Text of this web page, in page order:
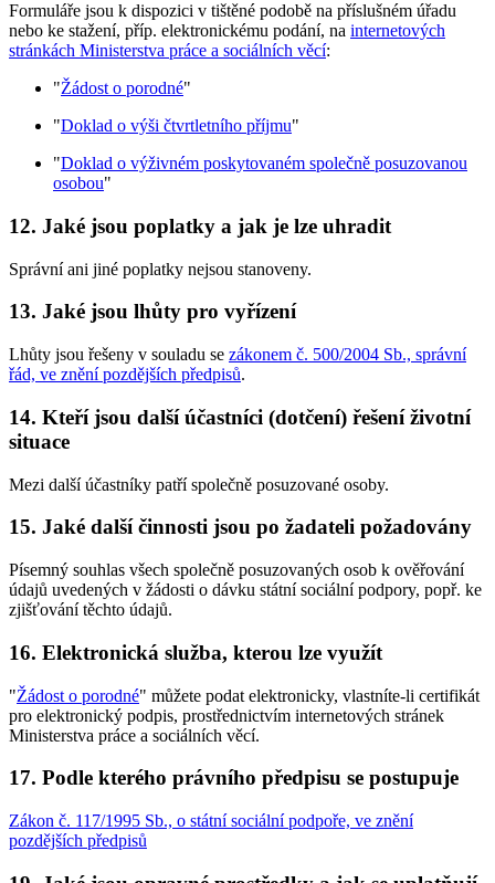
Formuláře jsou k dispozici v tištěné podobě na příslušném úřadu
nebo ke stažení, příp. elektronickému podání, na internetových
stránkách Ministerstva práce a sociálních věcí:
"Žádost o porodné"
"Doklad o výši čtvrtletního příjmu"
"Doklad o výživném poskytovaném společně posuzovanou
osobou"
12. Jaké jsou poplatky a jak je lze uhradit
Správní ani jiné poplatky nejsou stanoveny.
13. Jaké jsou lhůty pro vyřízení
Lhůty jsou řešeny v souladu se zákonem č. 500/2004 Sb., správní
řád, ve znění pozdějších předpisů.
14. Kteří jsou další účastníci (dotčení) řešení životní
situace
Mezi další účastníky patří společně posuzované osoby.
15. Jaké další činnosti jsou po žadateli požadovány
Písemný souhlas všech společně posuzovaných osob k ověřování
údajů uvedených v žádosti o dávku státní sociální podpory, popř. ke
zjišťování těchto údajů.
16. Elektronická služba, kterou lze využít
"Žádost o porodné" můžete podat elektronicky, vlastníte-li certifikát
pro elektronický podpis, prostřednictvím internetových stránek
Ministerstva práce a sociálních věcí.
17. Podle kterého právního předpisu se postupuje
Zákon č. 117/1995 Sb., o státní sociální podpoře, ve znění
pozdějších předpisů